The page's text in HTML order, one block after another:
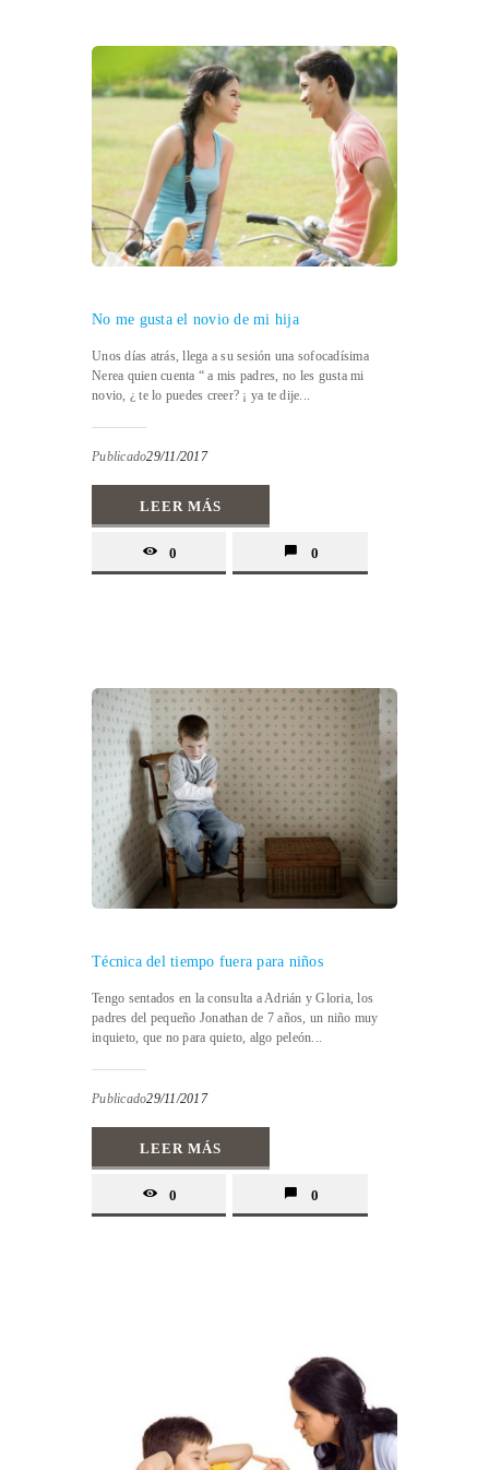
No me gusta el novio de mi hija
Unos días atrás, llega a su sesión una sofocadísima
Nerea quien cuenta “ a mis padres, no les gusta mi
novio, ¿ te lo puedes creer? ¡ ya te dije...
Publicado29/11/2017
LEER MÁS
0 0
Técnica del tiempo fuera para niños
Tengo sentados en la consulta a Adrián y Gloria, los
padres del pequeño Jonathan de 7 años, un niño muy
inquieto, que no para quieto, algo peleón...
Publicado29/11/2017
LEER MÁS
0 0